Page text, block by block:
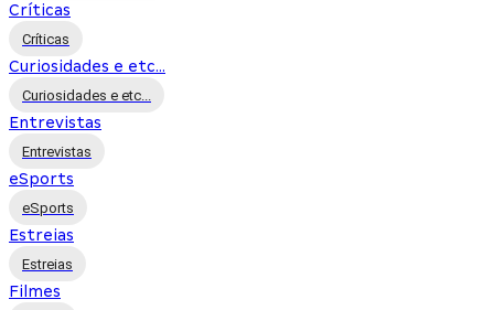
Críticas
Críticas
Curiosidades e etc...
Curiosidades e etc...
Entrevistas
Entrevistas
eSports
eSports
Estreias
Estreias
Filmes